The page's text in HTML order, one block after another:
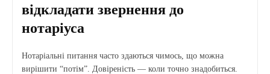
відкладати звернення до
нотаріуса
Нотаріальні питання часто здаються чимось, що можна
вирішити “потім”. Довіреність — коли точно знадобиться.